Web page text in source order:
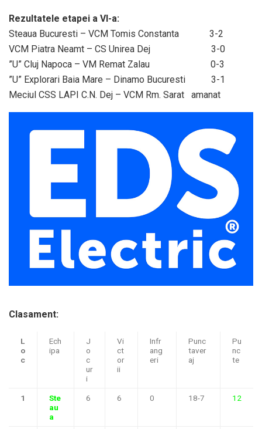
Rezultatele etapei a VI-a:
Steaua Bucuresti – VCM Tomis Constanta 3-2
VCM Piatra Neamt – CS Unirea Dej 3-0
”U” Cluj Napoca – VM Remat Zalau 0-3
”U” Explorari Baia Mare – Dinamo Bucuresti 3-1
Meciul CSS LAPI C.N. Dej – VCM Rm. Sarat amanat
Clasament:
L
o
c
Ech
ipa
J
o
c
ur
i
Vi
ct
or
ii
Infr
ang
eri
Punc
taver
aj
Pu
nc
te
1
Ste
au
a
6 6 0 18-7 12